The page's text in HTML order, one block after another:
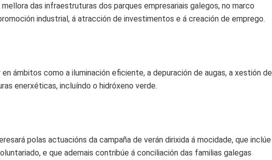
das infraestruturas dos parques empresariais galegos, no marco
industrial, á atracción de investimentos e á creación de emprego.
ámbitos como a iluminación eficiente, a depuración de augas, a xestión de
enerxéticas, incluíndo o hidróxeno verde.
polas actuacións da campaña de verán dirixida á mocidade, que inclúe
e que ademais contribúe á conciliación das familias galegas